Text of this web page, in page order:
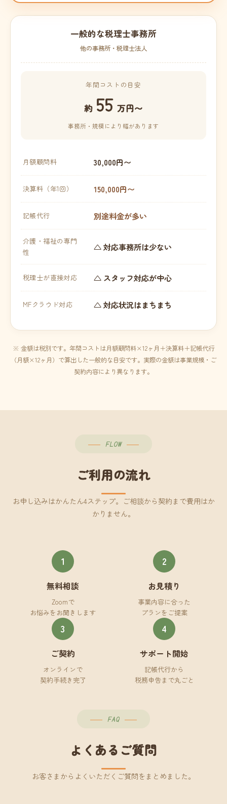
一般的な税理士事務所
他の事務所・税理士法人
年間コストの目安
約 55 万円〜
事務所・規模により幅があります
月額顧問料 30,000円〜
決算料（年1回） 150,000円〜
記帳代行 別途料金が多い
介護・福祉の専門
性
△ 対応事務所は少ない
税理士が直接対応 △ スタッフ対応が中心
MFクラウド対応 △ 対応状況はまちまち
※ 金額は税別です。年間コストは月額顧問料×12ヶ月＋決算料＋記帳代行
（月額×12ヶ月）で算出した一般的な目安です。実際の金額は事業規模・ご
契約内容により異なります。
FLOW
ご利用の流れ
お申し込みはかんたん4ステップ。ご相談から契約まで費用はか
かりません。
1
無料相談
Zoomで
お悩みをお聞きします
2
お見積り
事業内容に合った
プランをご提案
3
ご契約
オンラインで
契約手続き完了
4
サポート開始
記帳代行から
税務申告まで丸ごと
FAQ
よくあるご質問
お客さまからよくいただくご質問をまとめました。